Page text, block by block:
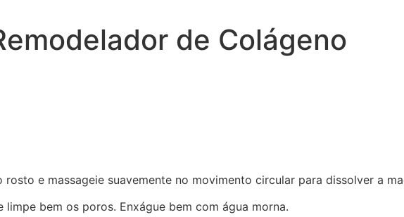
de Colágeno
rosto e massageie suavemente no movimento circular para dissolver a
bem os poros. Enxágue bem com água morna.